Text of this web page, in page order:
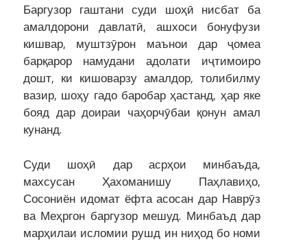
Баргузор гаштани суди шоҳӣ нисбат ба
амалдорони давлатӣ, ашхоси бонуфузи
кишвар, муштзӯрон маънои дар ҷомеа
барқарор намудани адолати иҷтимоиро
дошт, ки кишоварзу амалдор, толибилму
вазир, шоҳу гадо баробар ҳастанд, ҳар яке
бояд дар доираи чаҳорчӯбаи қонун амал
кунанд.
Суди шоҳӣ дар асрҳои минбаъда,
махсусан Ҳахоманишу Паҳлавиҳо,
Сосониён идомат ёфта асосан дар Наврӯз
ва Меҳргон баргузор мешуд. Минбаъд дар
марҳилаи исломии рушд ин ниҳод бо номи